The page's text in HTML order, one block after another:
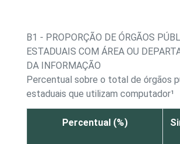
B1 - PROPORÇÃO DE ÓRGÃOS
ESTADUAIS COM ÁREA OU
DA INFORMAÇÃO
Percentual sobre o total de órgãos
estaduais que utilizam computador¹
Percentual (%)